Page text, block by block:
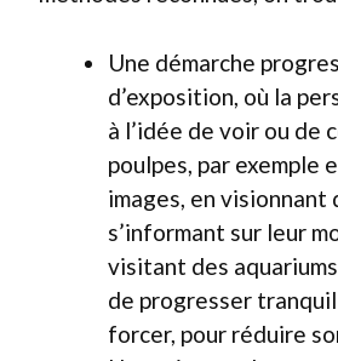
Une démarche
d’exposition, où la
à l’idée de voir ou de
poulpes, par exemple
images, en visionnant
s’informant sur leur
visitant des
de progresser
forcer, pour réduire